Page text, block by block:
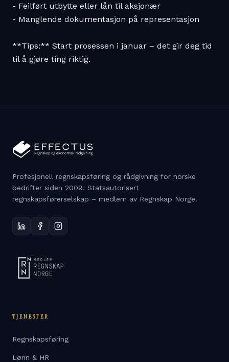
- Feilført utbytte eller lån til aksjonær
- Manglende dokumentasjon på representasjon
**Tips:** Start prosessen i januar – det gir deg tid
til å gjøre ting riktig.
Profesjonell regnskapsføring og rådgivning for norske
bedrifter siden 2009. Statsautorisert
regnskapsførerselskap – medlem av Regnskap Norge.
TJENESTER
Regnskapsføring
Lønn & HR